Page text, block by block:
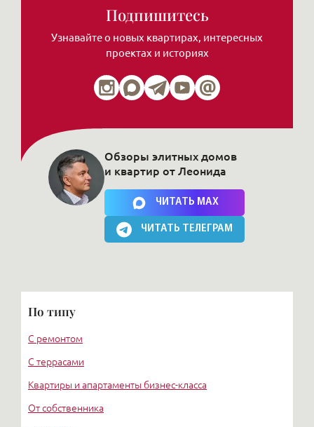
Подпишитесь
Узнавайте о новых квартирах, интересных
проектах и историях
Нажимая на кнопку, Вы соглашаетесь c политикой сайта
Обзоры элитных домов
и квартир от Леонида
ЧИТАТЬ MAX
ЧИТАТЬ ТЕЛЕГРАМ
По типу
С ремонтом
С террасами
Квартиры и апартаменты бизнес-класса
От собственника